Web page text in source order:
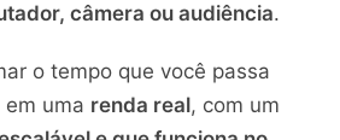
câmera ou audiência.
o tempo que você passa
uma renda real, com um